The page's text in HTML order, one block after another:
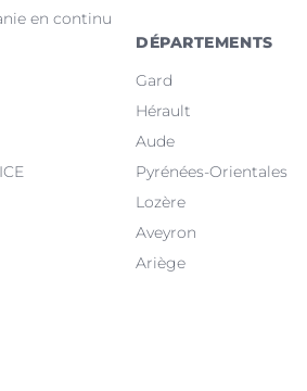
en continu
DÉPARTEMENTS
Gard
Hérault
Aude
Pyrénées-Orientales
Lozère
Aveyron
Ariège